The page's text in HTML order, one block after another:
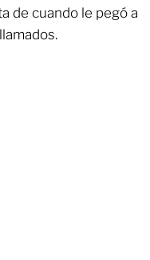
de cuando le pegó a